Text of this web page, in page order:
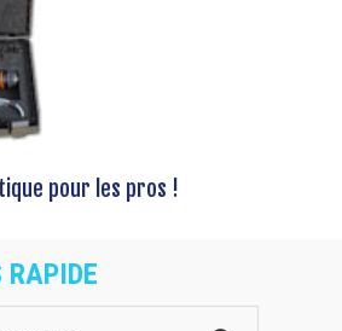
pour les pros !
RAPIDE